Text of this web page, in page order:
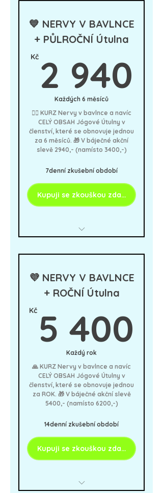
* 1. stres, 2. trauma, 3.
polyvagální teorie
* 9 lekcí pohybu a relaxace ke
každému z témat
* Meditace, dechová cvičení,
auto-masáže, somatické
cviky
* 3 živé webináře s odpověďmi
a pracovními listy
* 3 rozhovory s hosty
Lekce se ODEMYKAJÍ postupně
v členské sekci webu
💙 NERVY V BAVLNCE
+ PŮLROČNÍ Útulna
Kč 2 940
Každých 6 měsíců
🧘‍♀️ KURZ Nervy v bavlnce a navíc
CELÝ OBSAH Jógové Útulny v
členství, které se obnovuje jednou
za 6 měsíců. 🎁 V báječné akční
slevě 2940,- (namísto 3400,-)
7denní zkušební období
Kupuji se zkouškou zdarma
BAVLNCE živě ve FB skupině
kurzů a výzev v Knihovně
+ 9 nových lekcí jógy i
měsíčně
+ Meditace, dechová cvičení a
automasáže
jako doplněk
+ Inspirace pro zdraví podle
ajurvédy i TČM od Danči i
hostů
+ Měsíční tipy na malé domácí
rituály podle kola roku
+ Sebepoznávací cvičení s
pracovními listy
téma
💜 NERVY V BAVLNCE
+ ROČNÍ Útulna
Kč 5 400
Každý rok
🙏 KURZ Nervy v bavlnce a navíc
CELÝ OBSAH Jógové Útulny v
členství, které se obnovuje jednou
za ROK. 🎁 V báječné akční slevě
5400,- (namísto 6200,-)
14denní zkušební období
Kupuji se zkouškou zdarma